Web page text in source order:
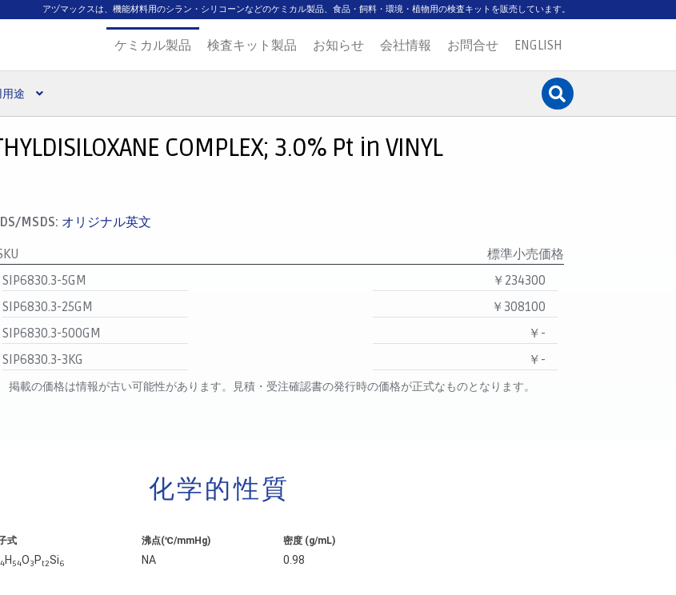
アヅマックスは、機能材料用のシラン・シリコーンなどのケミカル製品、食品・飼料・環境・植物用の検査キットを販売しています。
ケミカル製品 検査キット製品 お知らせ 会社情報 お問合せ ENGLISH
途
COMPLEX; 3.0% Pt in VINYL
MSDS: オリジナル英文
標準小売価格
SIP6830.3-5GM
￥234300
SIP6830.3-25GM
￥308100
SIP6830.3-500GM
￥-
SIP6830.3-3KG
￥-
掲載の価格は情報が古い可能性があります。見積・受注確認書の発行時の価格が正式なものとなります。
式
H54O3 Pt2Si6
化学的性質
沸点(℃/mmHg)
NA
密度 (g/mL)
0.98